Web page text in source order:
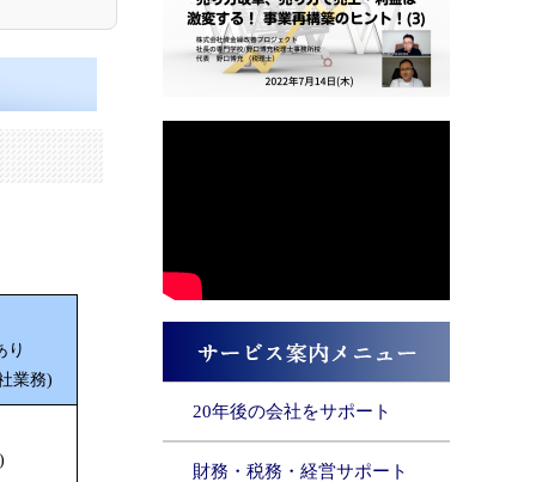
り
業務)
20年後の会社をサポート
財務・税務・経営サポート